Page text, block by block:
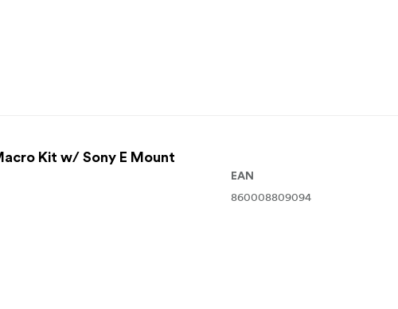
Kit w/ Sony E Mount
EAN
860008809094